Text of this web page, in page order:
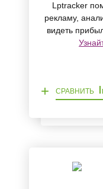
Lptracker
рекламу,
видеть
+ СРАВНИТЬ